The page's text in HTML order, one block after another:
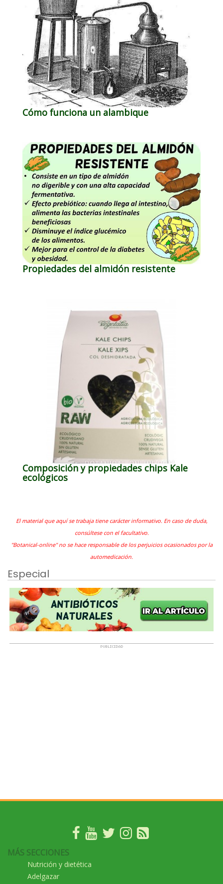
Cómo funciona un alambique
Propiedades del almidón resistente
Composición y propiedades chips Kale
ecológicos
El material que aquí se trabaja tiene carácter informativo. En caso de duda,
consúltese con el facultativo.
"Botanical-online" no se hace responsable de los perjuicios ocasionados por la
automedicación.
Especial
MÁS SECCIONES
Nutrición y dietética
Adelgazar